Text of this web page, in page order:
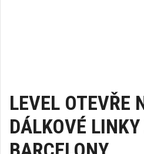
LEVEL OTEVŘE
DÁLKOVÉ LINKY